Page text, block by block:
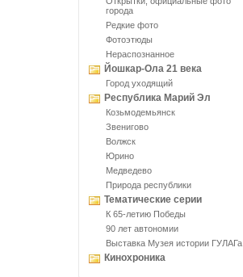
города
Редкие фото
Фотоэтюды
Нераспознанное
Йошкар-Ола 21 века
Город уходящий
Республика Марий Эл
Козьмодемьянск
Звенигово
Волжск
Юрино
Медведево
Природа республики
Тематические серии
К 65-летию Победы
90 лет автономии
Выставка Музея истории ГУЛАГа
Кинохроника